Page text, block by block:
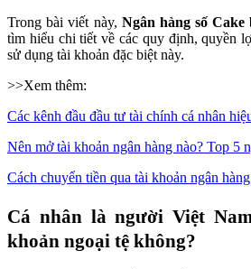
Trong bài viết này, Ngân hàng số
tìm hiểu chi tiết về các quy định, quyền
sử dụng tài khoản đặc biệt này.
>>Xem thêm:
Các kênh đầu đầu tư tài chính cá nhân
Nên mở tài khoản ngân hàng nào? Top 5
Cách chuyển tiền qua tài khoản ngân
Cá nhân là người Việt
khoản ngoại tệ không?